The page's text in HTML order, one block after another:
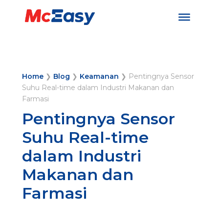
Home❯ Blog ❯ Keamanan ❯ Pentingnya Sensor
Suhu Real-time dalam Industri Makanan dan
Farmasi
Pentingnya Sensor
Suhu Real-time
dalam Industri
Makanan dan
Farmasi